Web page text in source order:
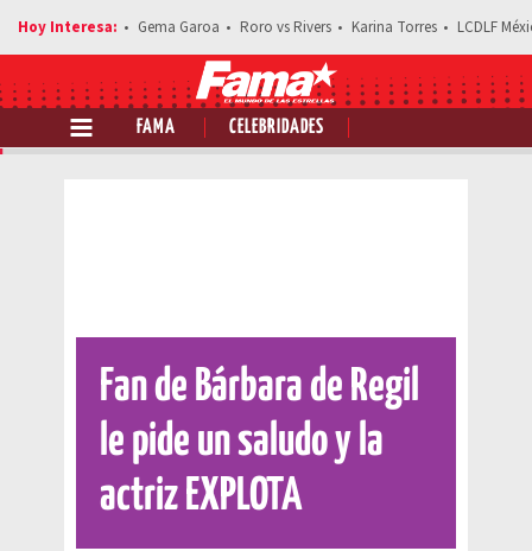
Gema Garoa Roro vs Rivers Karina Torres LCDLF
FAMA CELEBRIDADES
Comparte esta noticia
Fan de Bárbara de Regil
le pide un saludo y la
actriz EXPLOTA